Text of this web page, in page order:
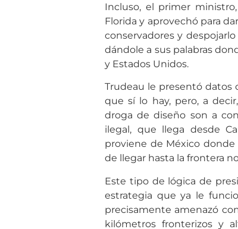
Incluso, el primer
Florida y aprovechó para
conservadores y
dándole a sus palabras
y Estados Unidos.
Trudeau le presentó
que sí lo hay, pero, a
droga de diseño son a
ilegal, que llega desde
proviene de México
de llegar hasta la frontera
Este tipo de lógica de
estrategia que ya le
precisamente amenazó
kilómetros fronterizos y